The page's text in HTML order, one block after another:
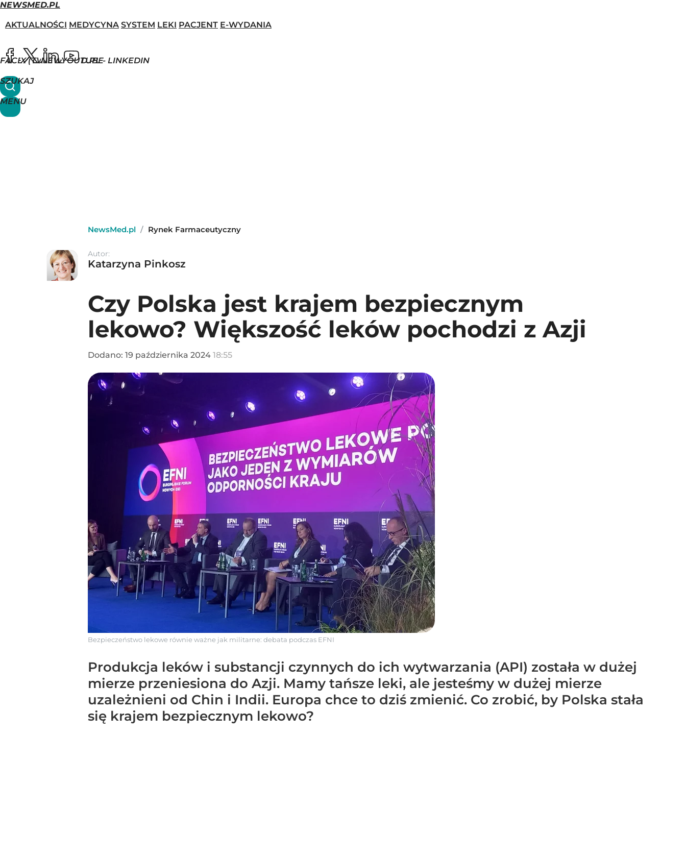
NEWSMED.PL
AKTUALNOŚCI MEDYCYNA SYSTEM LEKI PACJENT E-WYDANIA
FACEBOOK
X (TWITTER)
NEWSMED.PL - LINKEDIN
YOUTUBE
SZUKAJ
MENU
NewsMed.pl / Rynek Farmaceutyczny
Autor:
Katarzyna Pinkosz
Czy Polska jest krajem bezpiecznym
lekowo? Większość leków pochodzi z Azji
Dodano: 19 października 2024 18:55
Bezpieczeństwo lekowe równie ważne jak militarne: debata podczas EFNI
Produkcja leków i substancji czynnych do ich wytwarzania (API) została w dużej
mierze przeniesiona do Azji. Mamy tańsze leki, ale jesteśmy w dużej mierze
uzależnieni od Chin i Indii. Europa chce to dziś zmienić. Co zrobić, by Polska stała
się krajem bezpiecznym lekowo?